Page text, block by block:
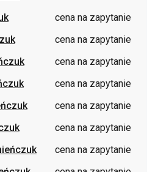
cena na zapytanie
cena na zapytanie
cena na zapytanie
cena na zapytanie
cena na zapytanie
cena na zapytanie
cena na zapytanie